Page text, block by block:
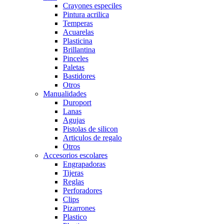
Crayones especiles
Pintura acrilica
Temperas
Acuarelas
Plasticina
Brillantina
Pinceles
Paletas
Bastidores
Otros
Manualidades
Duroport
Lanas
Agujas
Pistolas de silicon
Articulos de regalo
Otros
Accesorios escolares
Engrapadoras
Tijeras
Reglas
Perforadores
Clips
Pizarrones
Plastico